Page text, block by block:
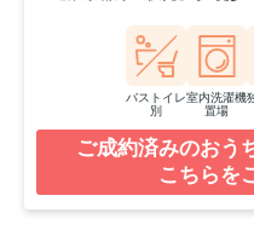
バストイレ
別
室内洗濯機
置場
ご成約済みのおう
こちらを